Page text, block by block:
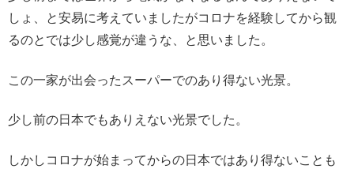
しょ、と安易に考えていましたがコロナを経験してから観
るのとでは少し感覚が違うな、と思いました。
この一家が出会ったスーパーでのあり得ない光景。
少し前の日本でもありえない光景でした。
しかしコロナが始まってからの日本ではあり得ないことも